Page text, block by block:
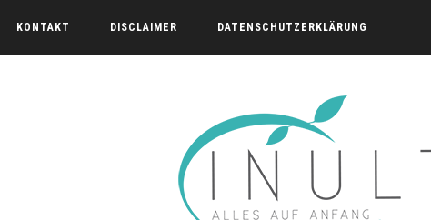
KONTAKT DISCLAIMER DATENSCHUTZERKLÄRUNG